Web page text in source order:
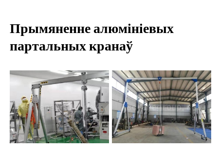
Прымяненне алюмініевых
партальных кранаў